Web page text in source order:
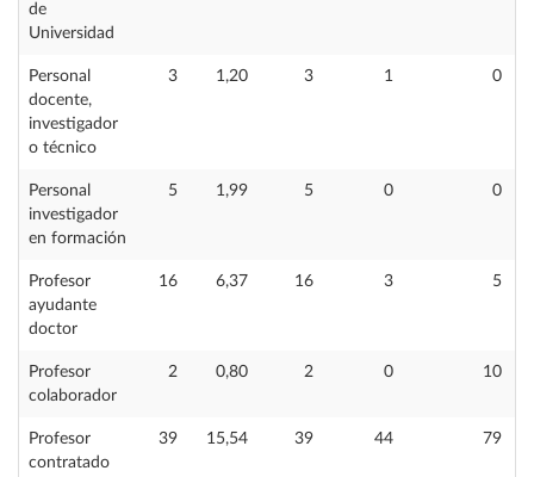
de
Universidad
Personal
docente,
investigador
o técnico
3 1,20 3 1 0
Personal
investigador
en formación
5 1,99 5 0 0
Profesor
ayudante
doctor
16 6,37 16 3 5
Profesor
colaborador
2 0,80 2 0 10
Profesor
contratado
39 15,54 39 44 79